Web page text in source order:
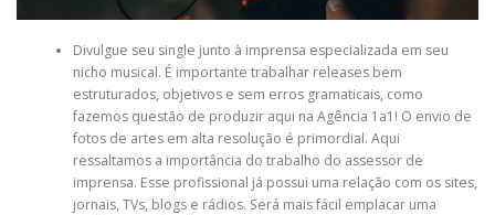
Divulgue seu single junto à imprensa especializada em seu
nicho musical. É importante trabalhar releases bem
estruturados, objetivos e sem erros gramaticais, como
fazemos questão de produzir aqui na Agência 1a1! O envio de
fotos de artes em alta resolução é primordial. Aqui
ressaltamos a importância do trabalho do assessor de
imprensa. Esse profissional já possui uma relação com os sites,
jornais, TVs, blogs e rádios. Será mais fácil emplacar uma